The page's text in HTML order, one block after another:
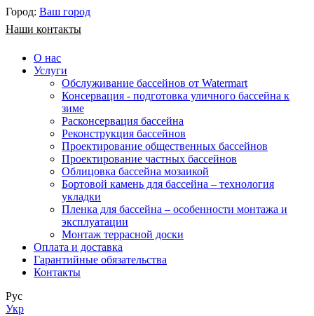
Город: Ваш город
Наши контакты
О нас
Услуги
Обслуживание бассейнов от Watermart
Консервация - подготовка уличного бассейна к
зиме
Расконсервация бассейна
Реконструкция бассейнов
Проектирование общественных бассейнов
Проектирование частных бассейнов
​Облицовка бассейна мозаикой
Бортовой камень для бассейна – технология
укладки
Пленка для бассейна – особенности монтажа и
эксплуатации
Монтаж террасной доски
Оплата и доставка
Гарантийные обязательства
Контакты
Рус
Укр